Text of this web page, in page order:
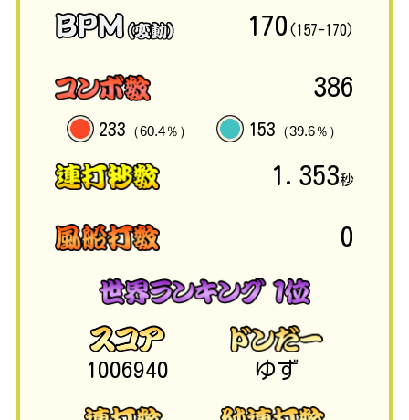
170 (157-170)
386
233 （60.4％） 153 （39.6％）
1.353秒
0
1006940 ゆず